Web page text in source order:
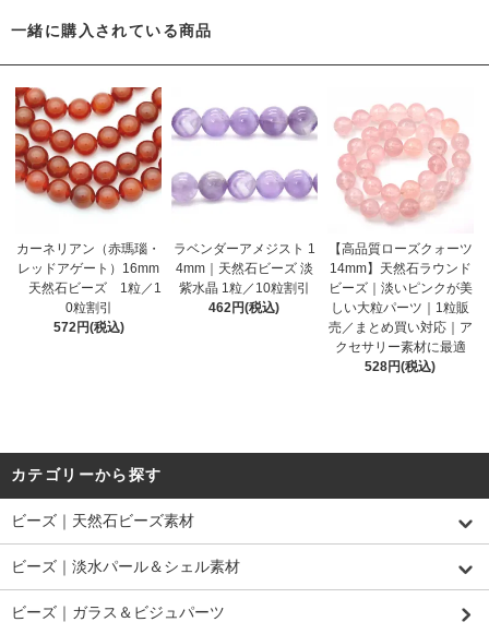
一緒に購入されている商品
カーネリアン（赤瑪瑙・
レッドアゲート）16mm
天然石ビーズ 1粒／1
0粒割引
572円(税込)
ラベンダーアメジスト 1
4mm｜天然石ビーズ 淡
紫水晶 1粒／10粒割引
462円(税込)
【高品質ローズクォーツ
14mm】天然石ラウンド
ビーズ｜淡いピンクが美
しい大粒パーツ｜1粒販
売／まとめ買い対応｜ア
クセサリー素材に最適
528円(税込)
カテゴリーから探す
ビーズ｜天然石ビーズ素材
ビーズ｜淡水パール＆シェル素材
ビーズ｜ガラス＆ビジュパーツ